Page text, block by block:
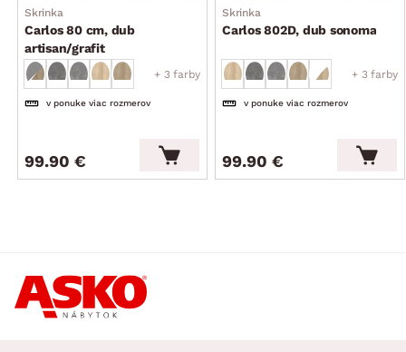
Skrinka
Carlos 80 cm, dub
artisan/grafit
+ 3 farby
v ponuke viac rozmerov
99.90 €
Skrinka
Carlos 802D, dub sonoma
+ 3 farby
v ponuke viac rozmerov
99.90 €